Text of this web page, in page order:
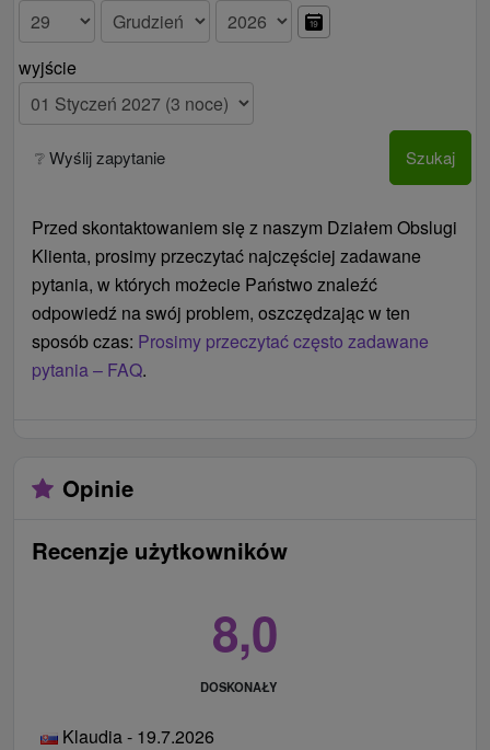
wyjście
❔ Wyślij zapytanie Szukaj
Przed skontaktowaniem się z naszym Działem Obslugi
Klienta, prosimy przeczytać najczęściej zadawane
pytania, w których możecie Państwo znaleźć
odpowiedź na swój problem, oszczędzając w ten
sposób czas: Prosimy przeczytać często zadawane
pytania – FAQ.
Opinie
Recenzje użytkowników
8,0
DOSKONAŁY
Klaudia - 19.7.2026